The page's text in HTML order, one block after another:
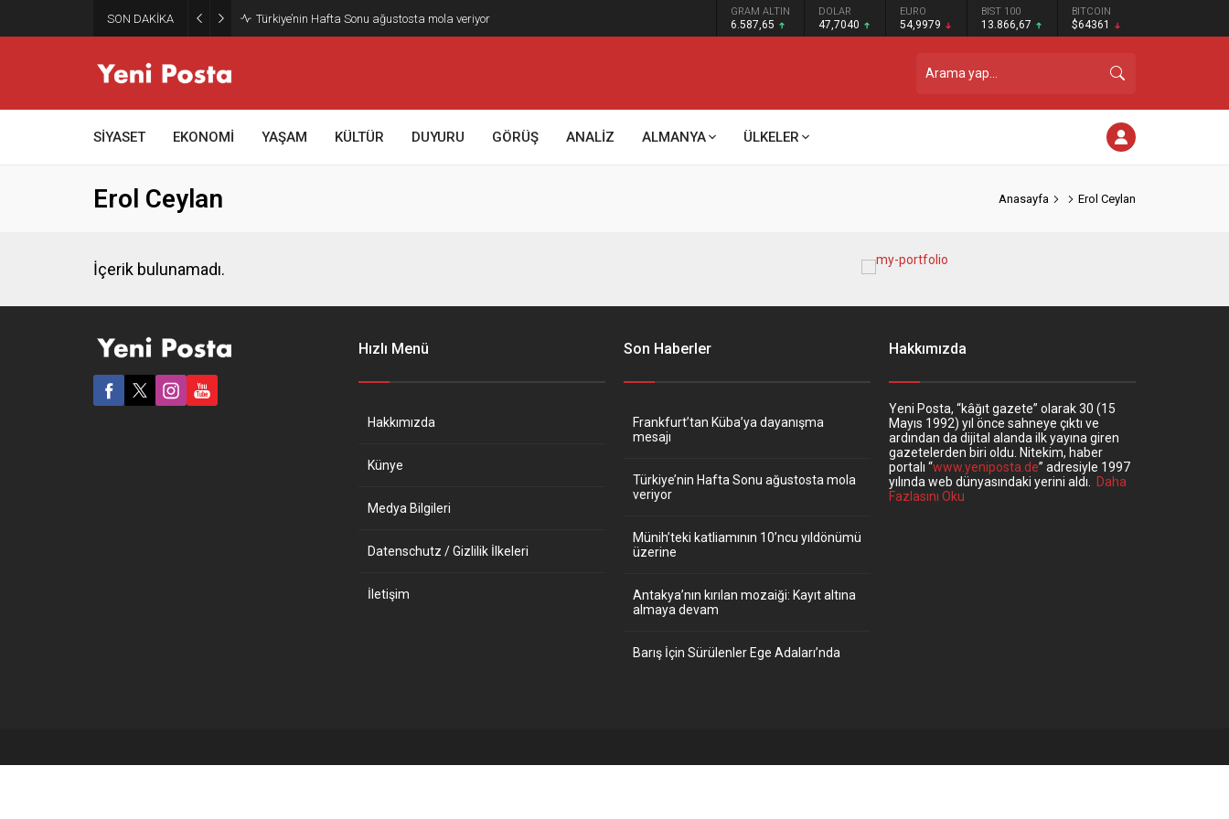
SON DAKİKA Türkiye’nin Hafta Sonu ağustosta mola veriyor GRAM ALTIN
6.587,65
DOLAR
47,7040
EURO
54,9979
BIST 100
13.866,67
BITCOIN
$64361
SİYASET EKONOMİ YAŞAM KÜLTÜR DUYURU GÖRÜŞ ANALİZ ALMANYA ÜLKELER
Erol Ceylan Anasayfa Erol Ceylan
İçerik bulunamadı.
Hızlı Menü
Hakkımızda
Künye
Medya Bilgileri
Datenschutz / Gizlilik İlkeleri
İletişim
Son Haberler
Frankfurt’tan Küba’ya dayanışma
mesajı
Türkiye’nin Hafta Sonu ağustosta mola
veriyor
Münih’teki katliamının 10’ncu yıldönümü
üzerine
Antakya’nın kırılan mozaiği: Kayıt altına
almaya devam
Barış İçin Sürülenler Ege Adaları’nda
Hakkımızda
Yeni Posta, “kâğıt gazete” olarak 30 (15
Mayıs 1992) yıl önce sahneye çıktı ve
ardından da dijital alanda ilk yayına giren
gazetelerden biri oldu. Nitekim, haber
portalı “www.yeniposta.de” adresiyle 1997
yılında web dünyasındaki yerini aldı.
Daha
Fazlasını Oku